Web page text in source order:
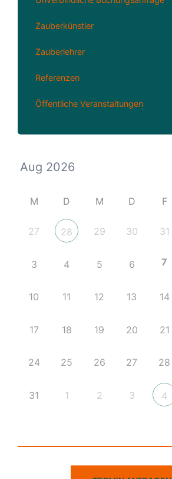
Zauberkünstler
Zauberlehrer
Referenzen
Öffentliche Veranstaltungen
M D M D F
27 28 29 30 31
3 4 5 6 7
10 11 12 13 14
17 18 19 20 21
24 25 26 27 28
31 1 2 3 4